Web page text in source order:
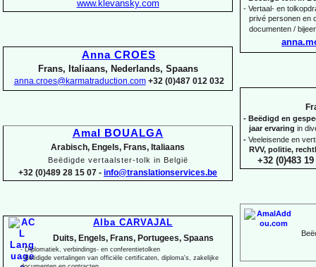
- Vertaal- en
privé personen en
documenten /
- Beëdigd en
jaar ervaring in
- Veeleisende en
RVV, politie,
+32 (0)483
www.klevansky.com
Anna CROES
Frans, Italiaans, Nederlands, Spaans
anna.croes@karmatraduction.com +32 (0)487 012 032
Amal BOUALGA
Arabisch, Engels, Frans, Italiaans
Beëdigde vertaalster-tolk in België
+32 (0)489 28 15 07 - info@translationservices.be
Alba CARVAJAL
Duits, Engels, Frans, Portugees, Spaans
-Diplomatiek, verbindings- en conferentietolken
-Beëdigde vertalingen van officiële certificaten, diploma's, zakelijke